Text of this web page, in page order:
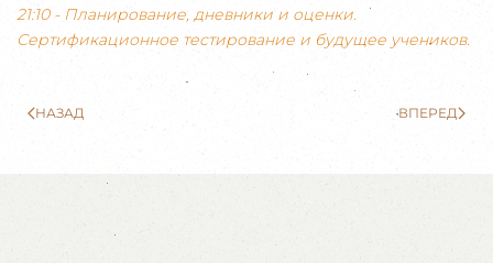
21:10 - Планирование, дневники и оценки.
Сертификационное тестирование и будущее учеников.
НАЗАД ВПЕРЕД